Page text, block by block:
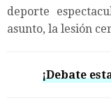
deporte
asunto, la lesión
¡Debate